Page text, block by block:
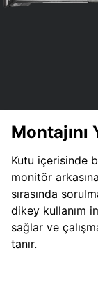
Montajını
Kutu içerisinde
monitör
sırasında
dikey kullanım
sağlar ve
tanır.